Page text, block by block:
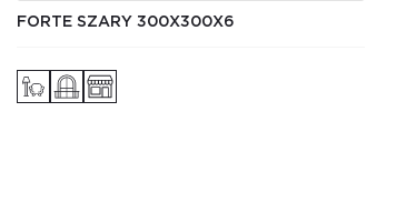
FORTE SZARY 300X300X6